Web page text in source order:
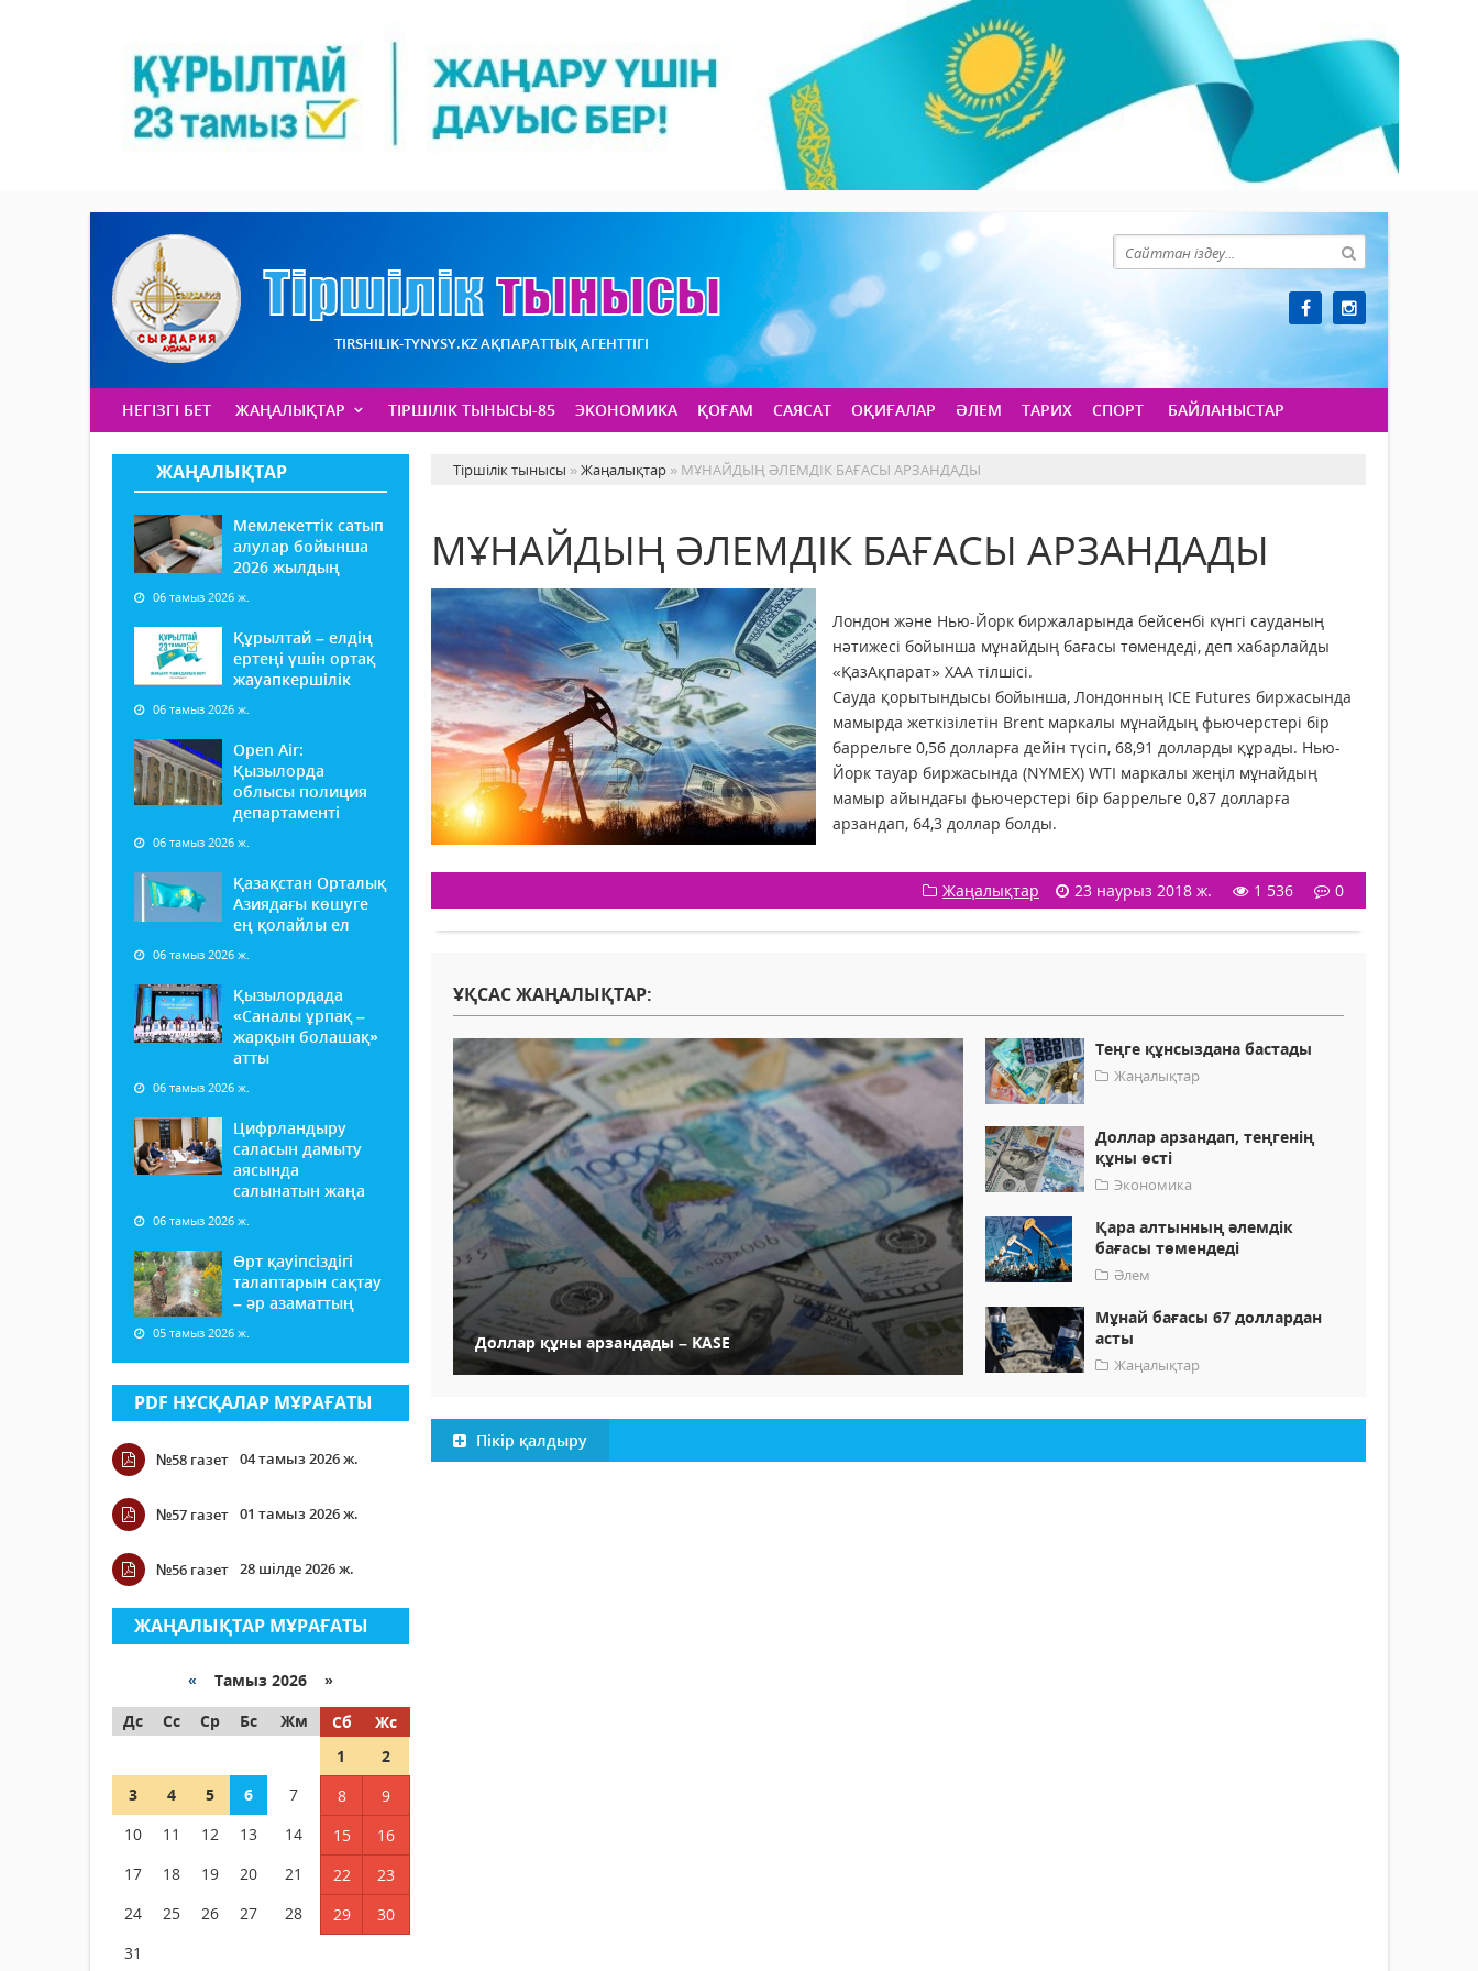
TIRSHILIK-TYNYSY.KZ АҚПАРАТТЫҚ АГЕНТТІГІ
НЕГІЗГІ БЕТ ЖАҢАЛЫҚТАР ТІРШІЛІК ТЫНЫСЫ-85 ЭКОНОМИКА ҚОҒАМ САЯСАТ ОҚИҒАЛАР ӘЛЕМ ТАРИХ СПОРТ БАЙЛАНЫСТАР
ЖАҢАЛЫҚТАР
Мемлекеттік сатып
алулар бойынша
2026 жылдың
06 тамыз 2026 ж.
Құрылтай – елдің
ертеңі үшін ортақ
жауапкершілік
06 тамыз 2026 ж.
Open Air:
Қызылорда
облысы полиция
департаменті
06 тамыз 2026 ж.
Қазақстан Орталық
Азиядағы көшуге
ең қолайлы ел
06 тамыз 2026 ж.
Қызылордада
«Саналы ұрпақ –
жарқын болашақ»
атты
06 тамыз 2026 ж.
Цифрландыру
саласын дамыту
аясында
салынатын жаңа
06 тамыз 2026 ж.
Өрт қауіпсіздігі
талаптарын сақтау
– әр азаматтың
05 тамыз 2026 ж.
PDF НҰСҚАЛАР МҰРАҒАТЫ
№58 газет 04 тамыз 2026 ж.
№57 газет 01 тамыз 2026 ж.
№56 газет 28 шілде 2026 ж.
ЖАҢАЛЫҚТАР МҰРАҒАТЫ
« Тамыз 2026 »
Дс
Сс Ср Бс Жм Сб
Жс
1
2
3
4 5 6 7 8
9
10
11 12 13 14 15
16
17
18 19 20 21 22
23
24
25 26 27 28 29
30
31
Тіршілік тынысы »Жаңалықтар » МҰНАЙДЫҢ ӘЛЕМДІК БАҒАСЫ АРЗАНДАДЫ
МҰНАЙДЫҢ ӘЛЕМДІК БАҒАСЫ АРЗАНДАДЫ
Лондон және Нью-Йорк биржаларында бейсенбі күнгі сауданың
нәтижесі бойынша мұнайдың бағасы төмендеді, деп хабарлайды
«ҚазАқпарат» ХАА тілшісі.
Сауда қорытындысы бойынша, Лондонның ICE Futures биржасында
мамырда жеткізілетін Brent маркалы мұнайдың фьючерстері бір
баррельге 0,56 долларға дейін түсіп, 68,91 долларды құрады. Нью-
Йорк тауар биржасында (NYMEX) WTI маркалы жеңіл мұнайдың
мамыр айындағы фьючерстері бір баррельге 0,87 долларға
арзандап, 64,3 доллар болды.
Жаңалықтар 23 наурыз 2018 ж. 1 536 0
ҰҚСАС ЖАҢАЛЫҚТАР:
Доллар құны арзандады – KASE
Теңге құнсыздана бастады
Жаңалықтар
Доллар арзандап, теңгенің
құны өсті
Экономика
Қара алтынның әлемдік
бағасы төмендеді
Әлем
Мұнай бағасы 67 доллардан
асты
Жаңалықтар
Пікір қалдыру